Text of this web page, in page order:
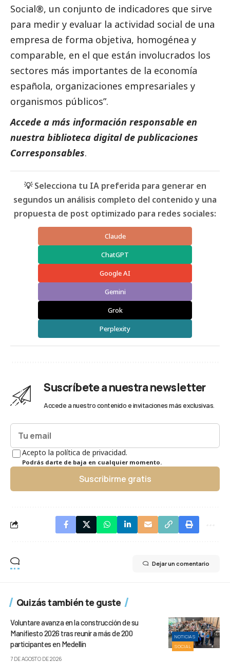
Social®, un conjunto de indicadores que sirve
para medir y evaluar la actividad social de una
empresa de forma objetiva, homogénea y
comparable, en el que están involucrados los
sectores más importantes de la economía
española, organizaciones empresariales y
organismos públicos”.
Accede a más información responsable en
nuestra biblioteca digital de publicaciones
Corresponsables.
💡 Selecciona tu IA preferida para generar en
segundos un análisis completo del contenido y una
propuesta de post optimizado para redes sociales:
Claude
ChatGPT
Google AI
Gemini
Grok
Perplexity
Suscríbete a nuestra newsletter
Accede a nuestro contenido e invitaciones más exclusivas.
Acepto la política de privacidad.
Podrás darte de baja en cualquier momento.
Suscribirme gratis
Dejar un comentario
Quizás también te guste
NOTICIAS
SOCIAL
Voluntare avanza en la construcción de su
Manifiesto 2026 tras reunir a más de 200
participantes en Medellín
7 DE AGOSTO DE 2026